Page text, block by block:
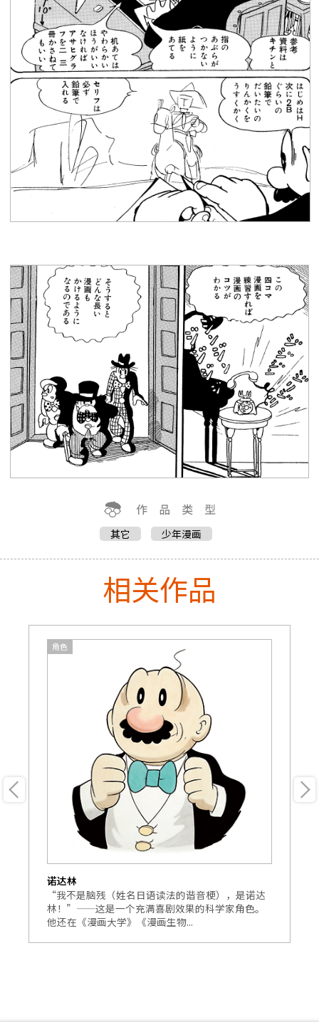
其它 少年漫画
相关作品
角色
诺达林
“我不是脑残（姓名日语读法的谐音梗），是诺达
林！”——这是一个充满喜剧效果的科学家角色。
他还在《漫画大学》《漫画生物...